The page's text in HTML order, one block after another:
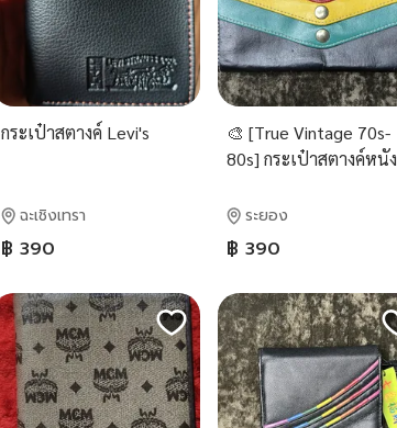
กระเป๋าสตางค์ Levi's
ฉะเชิงเทรา
฿ 390
🎨 [True Vintage 70s-
80s] กระเป๋าสตางค์หนัง
ช่องจุใจ สภาพเก๋า
ระยอง
฿ 390